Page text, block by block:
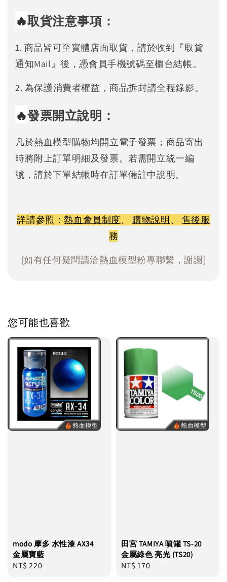
🔥取貨注意事項：
1. 商品皆可至實體店面取貨，請於收到『取貨
通知Mail』後，憑會員手機號碼至櫃台結帳。
2. 為保護消費者權益，商品拆封請全程錄影。
🔥發票開立說明：
凡於熱血模型購物均開立電子發票；商品寄出
時將附上訂單明細及發票。若需開立統一編
號，請於下單結帳時在訂單備註中說明。
詳請參照：熱血會員制度、 購物說明、 售後服
務
[如有任何疑問請洽熱血模型粉專聯繫，謝謝]
您可能也喜歡
modo 摩多 水性漆 AX34
金屬寶藍
Regular
NT$ 220
田宮 TAMIYA 噴罐 TS-20
金屬綠色 亮光 (TS20)
Regular
NT$ 170